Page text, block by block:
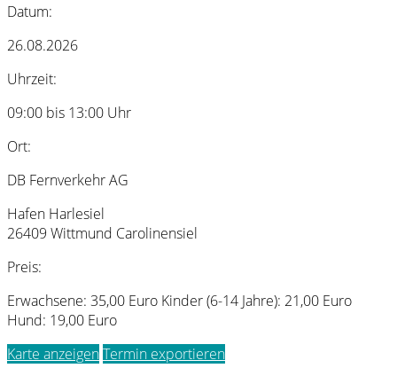
Datum:
26.08.2026
Uhrzeit:
09:00 bis 13:00 Uhr
Ort:
DB Fernverkehr AG
Hafen Harlesiel
26409 Wittmund Carolinensiel
Preis:
Erwachsene: 35,00 Euro Kinder (6-14 Jahre): 21,00 Euro
Hund: 19,00 Euro
Karte anzeigenTermin exportieren